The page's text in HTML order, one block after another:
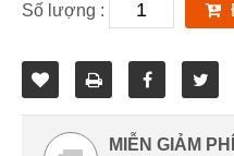
Số lượng :
MIỄN GIẢM PHÍ